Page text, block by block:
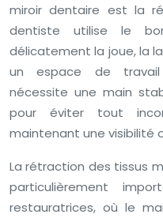
miroir dentaire est la
dentiste utilise le
délicatement la joue, la
un espace de
nécessite une main
pour éviter tout
maintenant une visibilité
La rétraction des tissus
particulièrement
restauratrices, où le